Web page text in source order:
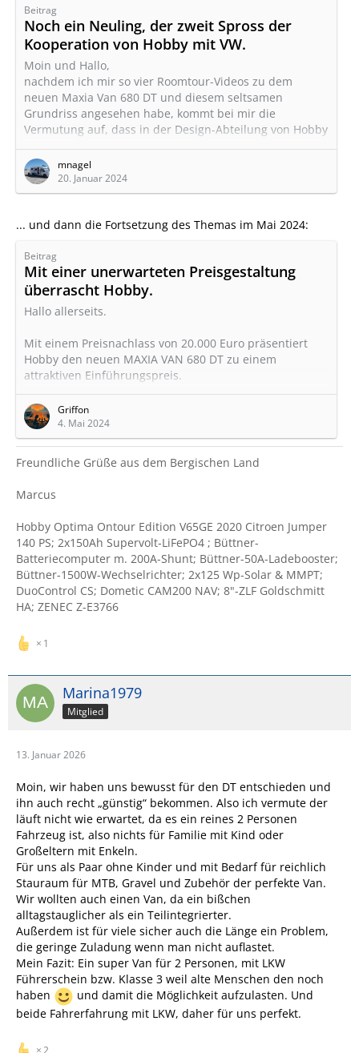
Beitrag
Noch ein Neuling, der zweit Spross der
Kooperation von Hobby mit VW.
Moin und Hallo,
nachdem ich mir so vier Roomtour-Videos zu dem
neuen Maxia Van 680 DT und diesem seltsamen
Grundriss angesehen habe, kommt bei mir die
Vermutung auf, dass in der Design-Abteilung von Hobby
keiner mehr praktische Camper-Erfahrung hat. Die
einzige gute Idee an dem "DT": Hobby hat erkannt, dass
es als Heizung auch eine Truma Combi Diesel gibt.
Schade, dass man diese bei den anderen Mdellen nicht
Der Grundriss ist wohl der schweren Crafter-Basis…
mnagel
20. Januar 2024
... und dann die Fortsetzung des Themas im Mai 2024:
Beitrag
Mit einer unerwarteten Preisgestaltung
überrascht Hobby.
Hallo allerseits.
Mit einem Preisnachlass von 20.000 Euro präsentiert
Hobby den neuen MAXIA VAN 680 DT zu einem
attraktiven Einführungspreis.
HIER zur Pressemitteilung!
Gruß Erich
_____________________________________________
_____________________________________________
Hobby VAN T 500 GFSC Bj. 2008
Klein aber fein, alles drin, alles dran.
Griffon
4. Mai 2024
Freundliche Grüße aus dem Bergischen Land
Marcus
Hobby Optima Ontour Edition V65GE 2020 Citroen Jumper
140 PS; 2x150Ah Supervolt-LiFePO4 ; Büttner-
Batteriecomputer m. 200A-Shunt; Büttner-50A-Ladebooster;
Büttner-1500W-Wechselrichter; 2x125 Wp-Solar & MMPT;
DuoControl CS; Dometic CAM200 NAV; 8"-ZLF Goldschmitt
HA; ZENEC Z-E3766
1
Marina1979
Mitglied
13. Januar 2026
Moin, wir haben uns bewusst für den DT entschieden und
ihn auch recht „günstig“ bekommen. Also ich vermute der
läuft nicht wie erwartet, da es ein reines 2 Personen
Fahrzeug ist, also nichts für Familie mit Kind oder
Großeltern mit Enkeln.
Für uns als Paar ohne Kinder und mit Bedarf für reichlich
Stauraum für MTB, Gravel und Zubehör der perfekte Van.
Wir wollten auch einen Van, da ein bißchen
alltagstauglicher als ein Teilintegrierter.
Außerdem ist für viele sicher auch die Länge ein Problem,
die geringe Zuladung wenn man nicht auflastet.
Mein Fazit: Ein super Van für 2 Personen, mit LKW
Führerschein bzw. Klasse 3 weil alte Menschen den noch
haben
und damit die Möglichkeit aufzulasten. Und
beide Fahrerfahrung mit LKW, daher für uns perfekt.
2